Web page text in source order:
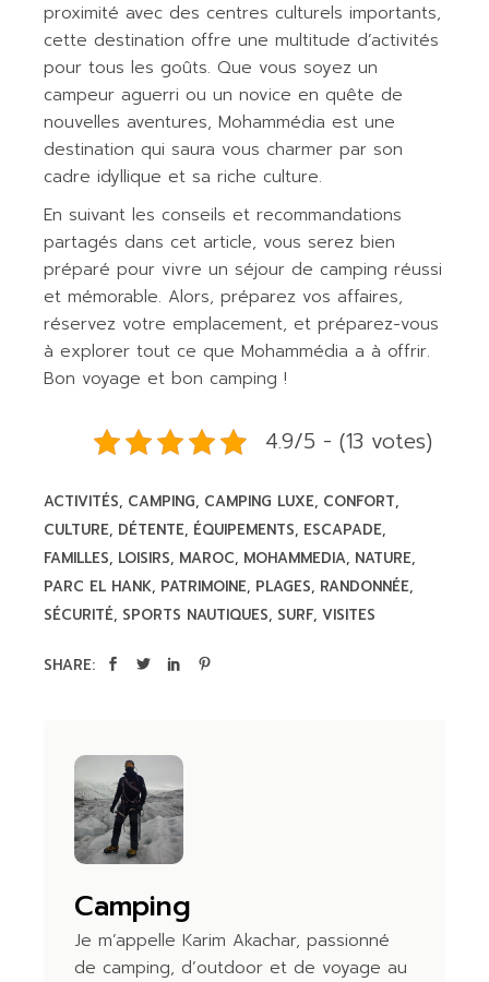
proximité avec des centres culturels importants,
cette destination offre une multitude d’activités
pour tous les goûts. Que vous soyez un
campeur aguerri ou un novice en quête de
nouvelles aventures, Mohammédia est une
destination qui saura vous charmer par son
cadre idyllique et sa riche culture.
En suivant les conseils et recommandations
partagés dans cet article, vous serez bien
préparé pour vivre un séjour de camping réussi
et mémorable. Alors, préparez vos affaires,
réservez votre emplacement, et préparez-vous
à explorer tout ce que Mohammédia a à offrir.
Bon voyage et bon camping !
4.9/5 - (13 votes)
ACTIVITÉS CAMPING CAMPING LUXE CONFORT
CULTURE DÉTENTE ÉQUIPEMENTS ESCAPADE
FAMILLES LOISIRS MAROC MOHAMMEDIA NATURE
PARC EL HANK PATRIMOINE PLAGES RANDONNÉE
SÉCURITÉ SPORTS NAUTIQUES SURF VISITES
SHARE:
Camping
Je m’appelle Karim Akachar, passionné
de camping, d’outdoor et de voyage au